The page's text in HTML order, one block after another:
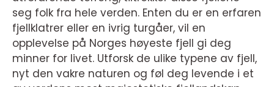
seg folk fra hele verden. Enten du er en erfaren
fjellklatrer eller en ivrig turgåer, vil en
opplevelse på Norges høyeste fjell gi deg
minner for livet. Utforsk de ulike typene av fjell,
nyt den vakre naturen og føl deg levende i et